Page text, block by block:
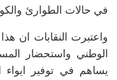
في حالات الطوارئ
واعتبرت النقابات ان
الوطني واستحضار
يساهم في توفير ايواء